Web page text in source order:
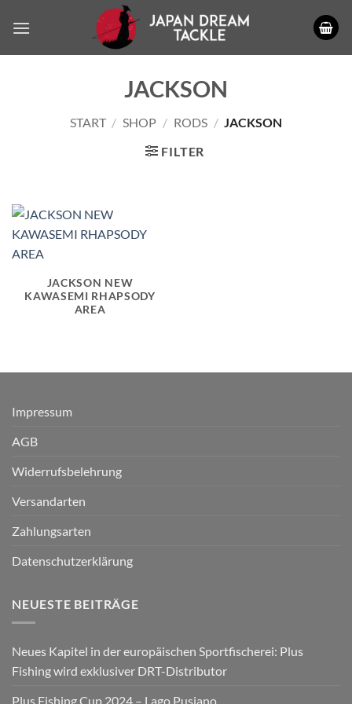
Inhalt
JACKSON
START / SHOP / RODS / JACKSON
FILTER
JACKSON NEW
KAWASEMI RHAPSODY
AREA
Impressum
AGB
Widerrufsbelehrung
Versandarten
Zahlungsarten
Datenschutzerklärung
NEUESTE BEITRÄGE
Neues Kapitel in der europäischen Sportfischerei: Plus
Fishing wird exklusiver DRT-Distributor
Plus Fishing Cup 2024 – Lago Pusiano